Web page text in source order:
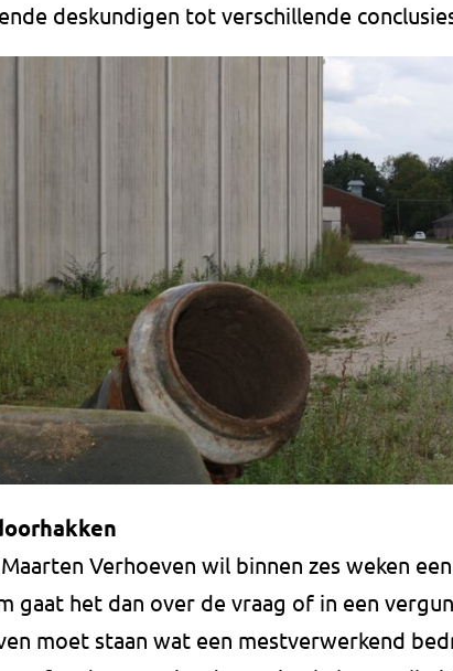
deskundigen tot verschillende
Verhoeven wil binnen zes weken
gaat het dan over de vraag of in een
moet staan wat een mestverwerkend